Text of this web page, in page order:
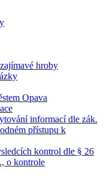
hroby
Opava
informací dle zák.
přístupu k
kontrol dle § 26
o kontrole